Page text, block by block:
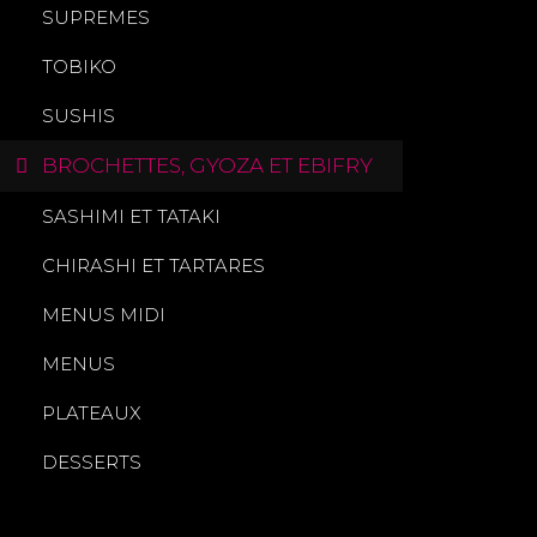
SUPREMES
TOBIKO
SUSHIS
BROCHETTES, GYOZA ET EBIFRY
SASHIMI ET TATAKI
CHIRASHI ET TARTARES
MENUS MIDI
MENUS
PLATEAUX
DESSERTS